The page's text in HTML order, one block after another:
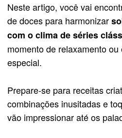
Neste artigo, você vai
de doces para harmonizar
com o clima de séries
momento de relaxamento
especial.
Prepare-se para receitas
combinações inusitadas e
vão impressionar até os